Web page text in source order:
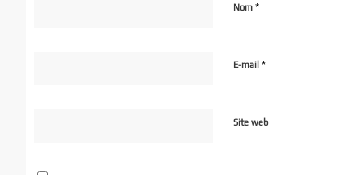
Nom *
E-mail *
Site web